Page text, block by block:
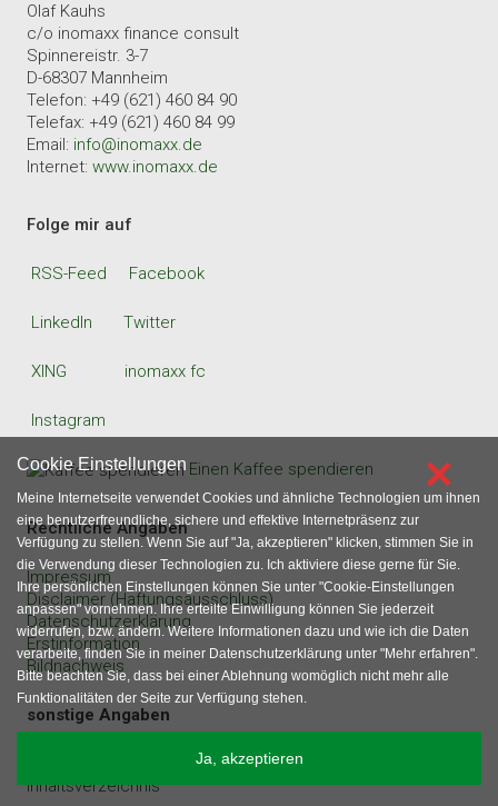
Olaf Kauhs
c/o inomaxx finance consult
Spinnereistr. 3-7
D-68307 Mannheim
Telefon: +49 (621) 460 84 90
Telefax: +49 (621) 460 84 99
Email: info@inomaxx.de
Internet: www.inomaxx.de
Folge mir auf
RSS-Feed Facebook
LinkedIn Twitter
XING inomaxx fc
Instagram
Einen Kaffee spendieren
Rechtliche Angaben
Impressum
Disclaimer (Haftungsausschluss)
Datenschutzerklärung
Erstinformation
Bildnachweis
sonstige Angaben
Gastartikel und Werbeanfragen
Inhaltsverzeichnis
×
Cookie Einstellungen
Meine Internetseite verwendet Cookies und ähnliche Technologien um ihnen
eine benutzerfreundliche, sichere und effektive Internetpräsenz zur
Verfügung zu stellen. Wenn Sie auf "Ja, akzeptieren" klicken, stimmen Sie in
die Verwendung dieser Technologien zu. Ich aktiviere diese gerne für Sie.
Ihre persönlichen Einstellungen können Sie unter "Cookie-Einstellungen
anpassen" vornehmen. Ihre erteilte Einwilligung können Sie jederzeit
widerrufen, bzw. ändern. Weitere Informationen dazu und wie ich die Daten
verarbeite, finden Sie in meiner Datenschutzerklärung unter "Mehr erfahren".
Bitte beachten Sie, dass bei einer Ablehnung womöglich nicht mehr alle
Funktionalitäten der Seite zur Verfügung stehen.
Ja, akzeptieren